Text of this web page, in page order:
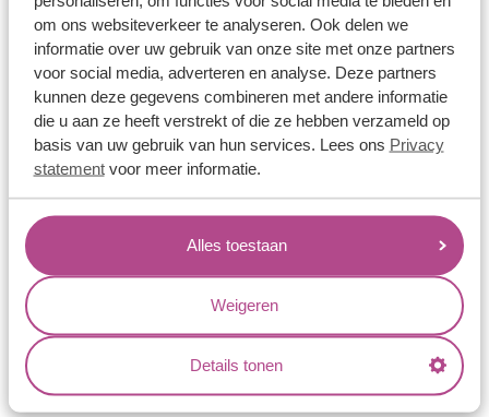
om ons websiteverkeer te analyseren. Ook delen we
informatie over uw gebruik van onze site met onze partners
voor social media, adverteren en analyse. Deze partners
kunnen deze gegevens combineren met andere informatie
die u aan ze heeft verstrekt of die ze hebben verzameld op
basis van uw gebruik van hun services. Lees ons Privacy
statementvoor meer informatie.
Alles toestaan
Weigeren
Details tonen
Vriendschapsringen
Over ons
Aller Spanninga
Historie
Certificaten
Jouw voordelen
Conflictvrije Materialen
Oneindig veel mogelijkheden
Kwaliteit
Juweliers & Contact